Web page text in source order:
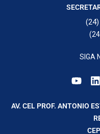
SIGA
AV. CEL PROF. ANTONIO